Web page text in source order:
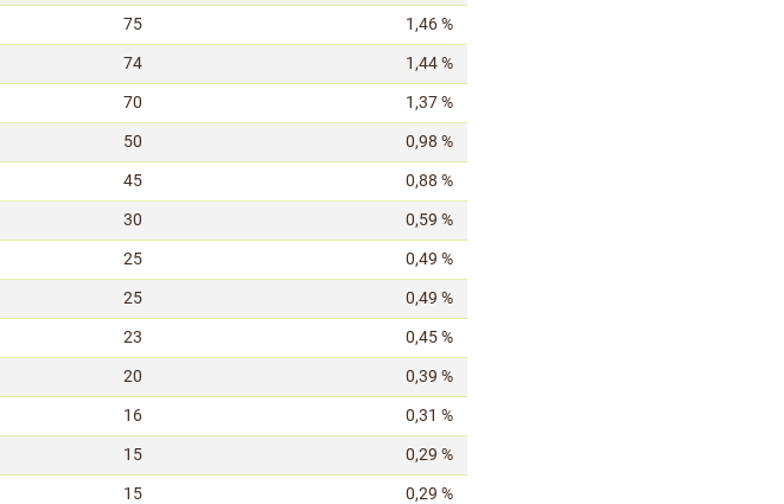
75
1,46 %
74
1,44 %
70
1,37 %
50
0,98 %
45
0,88 %
30
0,59 %
25
0,49 %
25
0,49 %
23
0,45 %
20
0,39 %
16
0,31 %
15
0,29 %
15 0,29 %